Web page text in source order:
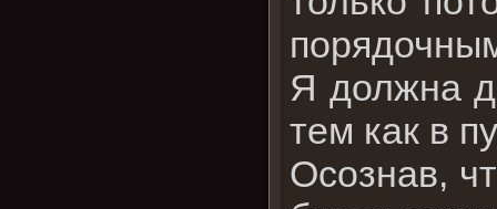
Я должна
тем как в
Осознав,